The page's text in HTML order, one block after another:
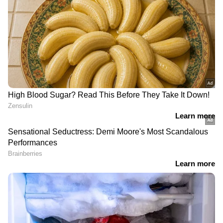
ഇറാൻ സംഘർഷങ്ങൾ പശ്ചാത്തലത്തിൽ
മേഖലയിലെ സുരക്ഷാ സാഹചര്യങ്ങൾ
ചർച്ചയിൽ പ്രധാന വിഷയമാകും. സമുദ്ര
സുരക്ഷ, വ്യാപാര പാതകളുടെ സുരക്ഷ
പ്രത്യേകിച്ച് ഹോർമുസ് കടലിടുക്ക്, ഊർജ്ജ
വിപണിയിലെ മാറ്റങ്ങൾ എന്നിവ ചർച്ച ചെയ്യും.
യുഎഇയിലെ 4.7 ദശലക്ഷത്തോളം വരുന്ന
ഇന്ത്യൻ പ്രവാസി സമൂഹത്തിന്റെ ക്ഷേമവും
സുരക്ഷയും ചർച്ചകളിൽ ഇടംപിടിക്കും.
DOWNLOAD APP
ഇന്ത്യയിലെയും ലോകമെമ്പാടുമുള്ള എല്ലാ
International News
Malayalam
Live Newsതത്സമയ അപ്‌ഡേറ്റുകളും
ആഴത്തിലുള്ള വിശകലനവും സമഗ്രമായ
റിപ്പോർട്ടിംഗും — എല്ലാം ഒരൊറ്റ സ്ഥലത്ത്.
ഏത് സമയത്തും, എവിടെയും